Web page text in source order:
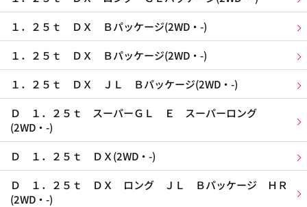
１．２５ｔ ＤＸ Ｂパッケージ(2WD・-)
１．２５ｔ ＤＸ Ｂパッケージ(2WD・-)
１．２５ｔ ＤＸ ＪＬ Ｂパッケージ(2WD・-)
Ｄ １．２５ｔ スーパーＧＬ Ｅ スーパーロング
(2WD・-)
Ｄ １．２５ｔ ＤＸ(2WD・-)
Ｄ １．２５ｔ ＤＸ ロング ＪＬ Ｂパッケージ ＨＲ
(2WD・-)